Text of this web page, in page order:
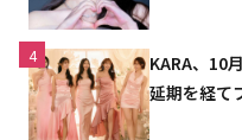
4
KARA、10
延期を経て